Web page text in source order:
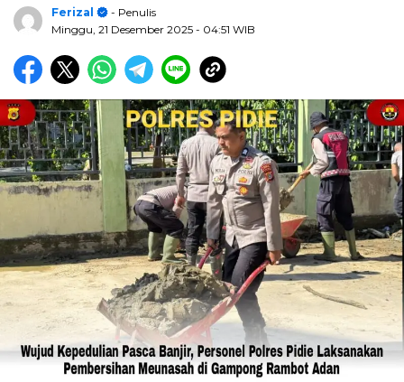
Ferizal
- Penulis
Minggu, 21 Desember 2025 - 04:51 WIB